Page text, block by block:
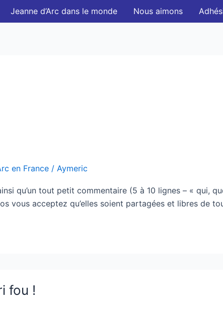
Jeanne d’Arc dans le monde Nous aimons
en France / Aymeric
qu’un tout petit commentaire (5 à 10 lignes – « qui,
vous acceptez qu’elles soient partagées et libres de
fou !